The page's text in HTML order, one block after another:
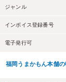
ジャンル
インボイス登録番号
電子発行可
福岡うまかもん本舗